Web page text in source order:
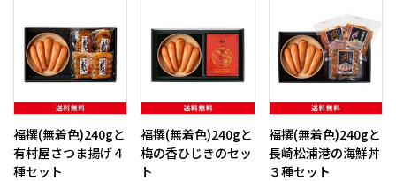
福撰(無着色)240gと
有村屋さつま揚げ４
種セット
福撰(無着色)240gと
梅の香ひじきのセッ
ト
福撰(無着色)240gと
長崎松浦港の海鮮丼
３種セット